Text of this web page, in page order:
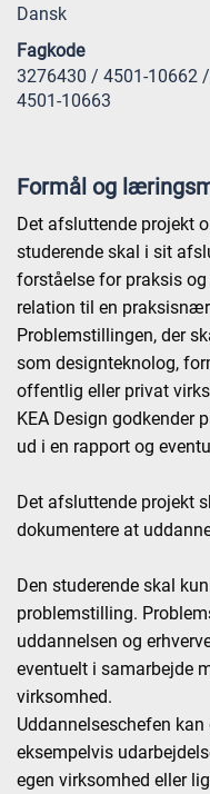
Dansk
Fagkode
3276430 / 4501-10662 /
4501-10663
Formål og
Det afsluttende projekt
studerende skal i sit
forståelse for praksis
relation til en
Problemstillingen, der
som designteknolog,
offentlig eller privat
KEA Design godkender
ud i en rapport og
Det afsluttende projekt
dokumentere at
Den studerende skal
problemstilling.
uddannelsen og
eventuelt i samarbejde
virksomhed.
Uddannelseschefen
eksempelvis
egen virksomhed eller